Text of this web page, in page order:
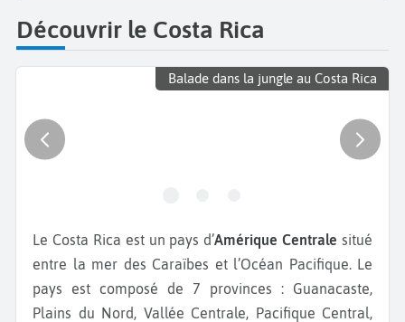
Découvrir le Costa Rica
Balade dans la jungle au Costa Rica
Le Costa Rica est un pays d’Amérique Centrale situé
entre la mer des Caraïbes et l’Océan Pacifique. Le
pays est composé de 7 provinces : Guanacaste,
Plains du Nord, Vallée Centrale, Pacifique Central,